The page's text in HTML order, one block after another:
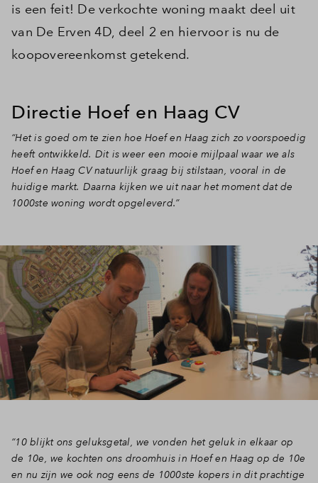
Inloggen
is een feit! De verkochte woning maakt deel uit
van De Erven 4D, deel 2 en hiervoor is nu de
koopovereenkomst getekend.
Directie Hoef en Haag CV
“Het is goed om te zien hoe Hoef en Haag zich zo voorspoedig
heeft ontwikkeld. Dit is weer een mooie mijlpaal waar we als
Hoef en Haag CV natuurlijk graag bij stilstaan, vooral in de
huidige markt. Daarna kijken we uit naar het moment dat de
1000ste woning wordt opgeleverd.”
“10 blijkt ons geluksgetal, we vonden het geluk in elkaar op
de 10e, we kochten ons droomhuis in Hoef en Haag op de 10e
en nu zijn we ook nog eens de 1000ste kopers in dit prachtige